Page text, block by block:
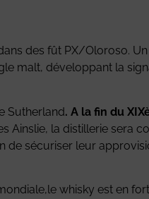
des fût PX/Oloroso.
malt, développant la
Sutherland. A la fin du
Ainslie, la distillerie sera
de sécuriser leur
whisky est en